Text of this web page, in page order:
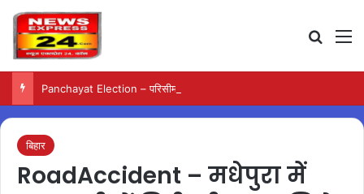
बिहार
RoadAccident – मधेपुरा में